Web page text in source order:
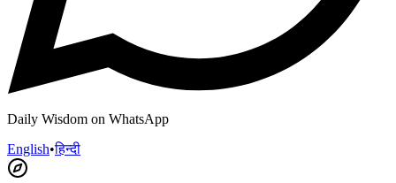
Daily Wisdom on WhatsApp
English•हिन्दी